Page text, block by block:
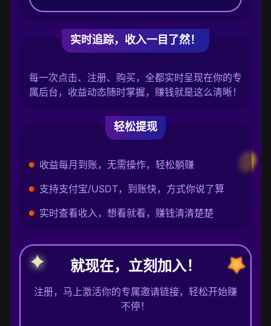
实时追踪，收入一目了然！
每一次点击、注册、购买，全都实时呈现在你的专
属后台，收益动态随时掌握，赚钱就是这么清晰！
轻松提现
收益每月到账，无需操作，轻松躺赚
支持支付宝/USDT，到账快，方式你说了算
实时查看收入，想看就看，赚钱清清楚楚
就现在，立刻加入！
注册，马上激活你的专属邀请链接，轻松开始赚
不停！